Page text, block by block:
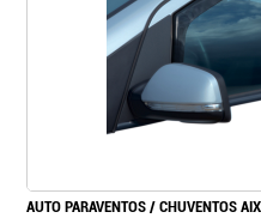
AUTO PARAVENTOS / CHUVENTOS